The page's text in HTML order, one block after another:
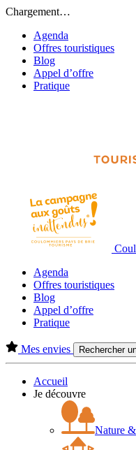
Chargement…
Agenda
Offres touristiques
Blog
Appel d’offre
Pratique
Agenda
Offres touristiques
Blog
Appel d’offre
Pratique
Mes envies Rechercher
Accueil
Je découvre
Nature